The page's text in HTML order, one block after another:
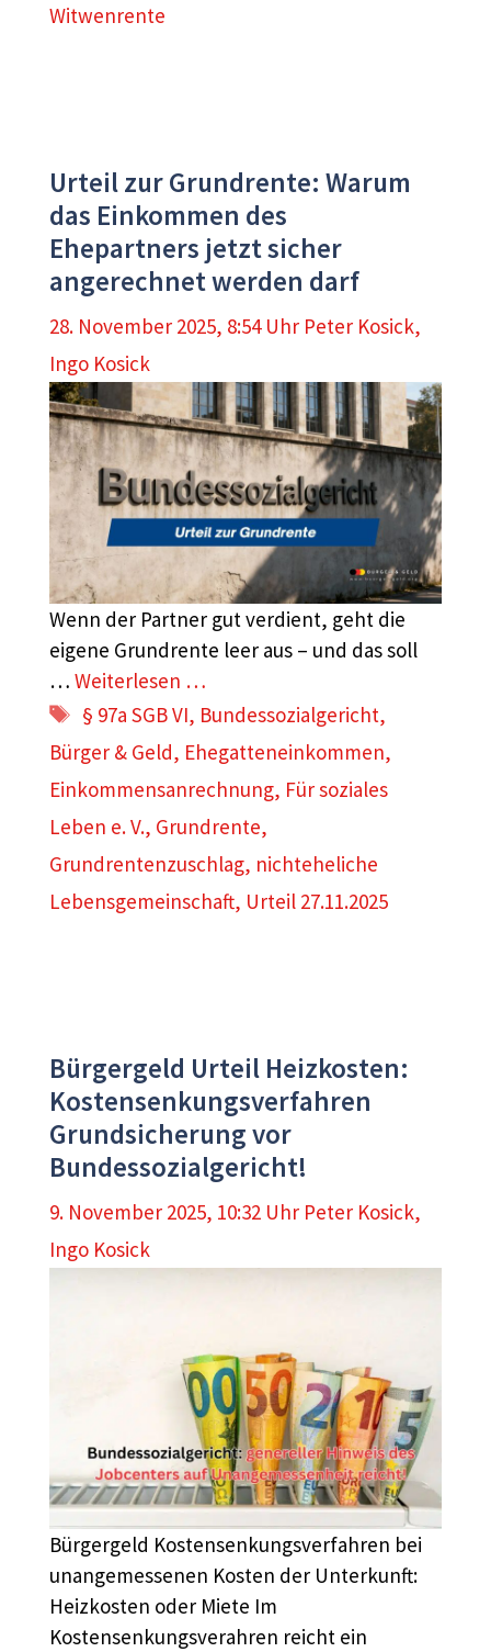
Witwenrente
Urteil zur Grundrente: Warum
das Einkommen des
Ehepartners jetzt sicher
angerechnet werden darf
28. November 2025, 8:54 Uhr Peter Kosick,
Ingo Kosick
Wenn der Partner gut verdient, geht die
eigene Grundrente leer aus – und das soll
… Weiterlesen …
Schlagwörter
§ 97a SGB VI, Bundessozialgericht,
Bürger & Geld, Ehegatteneinkommen,
Einkommensanrechnung, Für soziales
Leben e. V., Grundrente,
Grundrentenzuschlag, nichteheliche
Lebensgemeinschaft, Urteil 27.11.2025
Bürgergeld Urteil Heizkosten:
Kostensenkungsverfahren
Grundsicherung vor
Bundessozialgericht!
9. November 2025, 10:32 Uhr Peter Kosick,
Ingo Kosick
Bürgergeld Kostensenkungsverfahren bei
unangemessenen Kosten der Unterkunft:
Heizkosten oder Miete Im
Kostensenkungsverahren reicht ein